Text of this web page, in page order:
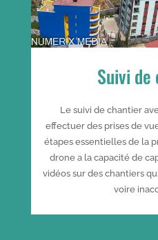
Suivi
Le suivi de chantier
effectuer des prises de
étapes essentielles de la
drone a la capacité de
vidéos sur des chantiers
voire